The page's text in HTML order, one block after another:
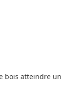
bois atteindre un